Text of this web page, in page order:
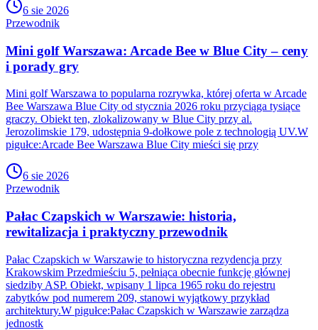
6 sie 2026
Przewodnik
Mini golf Warszawa: Arcade Bee w Blue City – ceny
i porady gry
Mini golf Warszawa to popularna rozrywka, której oferta w Arcade
Bee Warszawa Blue City od stycznia 2026 roku przyciąga tysiące
graczy. Obiekt ten, zlokalizowany w Blue City przy al.
Jerozolimskie 179, udostępnia 9-dołkowe pole z technologią UV.W
pigułce:Arcade Bee Warszawa Blue City mieści się przy
6 sie 2026
Przewodnik
Pałac Czapskich w Warszawie: historia,
rewitalizacja i praktyczny przewodnik
Pałac Czapskich w Warszawie to historyczna rezydencja przy
Krakowskim Przedmieściu 5, pełniąca obecnie funkcję głównej
siedziby ASP. Obiekt, wpisany 1 lipca 1965 roku do rejestru
zabytków pod numerem 209, stanowi wyjątkowy przykład
architektury.W pigułce:Pałac Czapskich w Warszawie zarządza
jednostk